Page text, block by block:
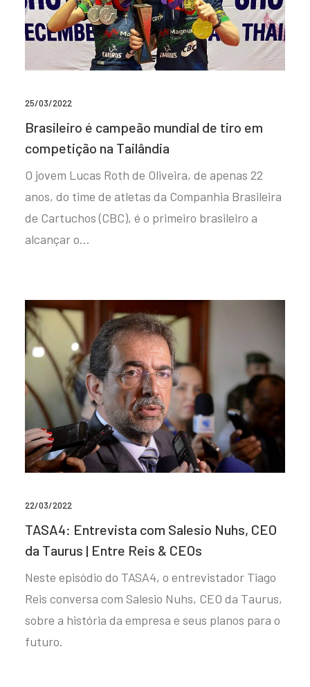
25/03/2022
Brasileiro é campeão mundial de tiro em
competição na Tailândia
O jovem Lucas Roth de Oliveira, de apenas 22
anos, do time de atletas da Companhia Brasileira
de Cartuchos (CBC), é o primeiro brasileiro a
alcançar o…
22/03/2022
TASA4: Entrevista com Salesio Nuhs, CEO
da Taurus | Entre Reis & CEOs
Neste episódio do TASA4, o entrevistador Tiago
Reis conversa com Salesio Nuhs, CEO da Taurus,
sobre a história da empresa e seus planos para o
futuro.